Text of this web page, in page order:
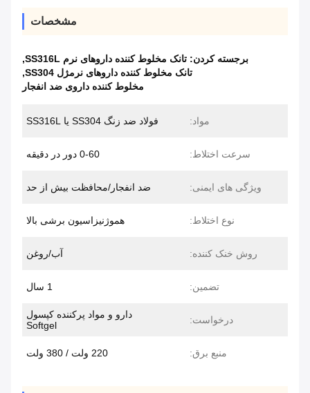
مشخصات
برجسته کردن: تانک مخلوط کننده داروهای نرم SS316L
,
تانک مخلوط کننده داروهای نرمژل SS304
,
مخلوط کننده داروی ضد انفجار
مواد: فولاد ضد زنگ SS304 یا SS316L
سرعت اختلاط: 0-60 دور در دقیقه
ویژگی های ایمنی: ضد انفجار/محافظت بیش از حد
نوع اختلاط: هموژنیزاسیون برشی بالا
روش خنک کننده: آب/روغن
تضمین: 1 سال
درخواست:
دارو و مواد پرکننده کپسول
Softgel
منبع برق: 220 ولت / 380 ولت